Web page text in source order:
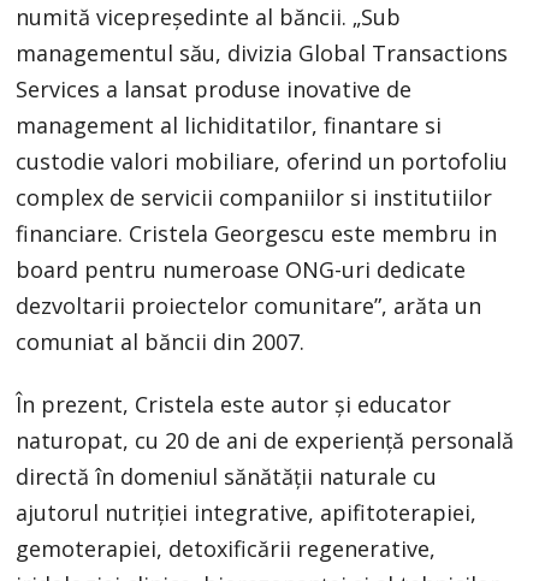
numită vicepreședinte al băncii. „Sub
managementul său, divizia Global Transactions
Services a lansat produse inovative de
management al lichiditatilor, finantare si
custodie valori mobiliare, oferind un portofoliu
complex de servicii companiilor si institutiilor
financiare. Cristela Georgescu este membru in
board pentru numeroase ONG-uri dedicate
dezvoltarii proiectelor comunitare”, arăta un
comuniat al băncii din 2007.
În prezent, Cristela este autor și educator
naturopat, cu 20 de ani de experiență personală
directă în domeniul sănătății naturale cu
ajutorul nutriției integrative, apifitoterapiei,
gemoterapiei, detoxificării regenerative,